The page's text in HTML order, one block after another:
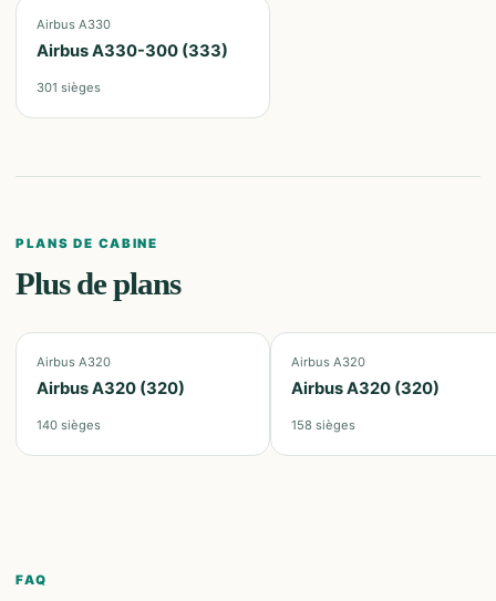
Airbus A330
Airbus A330-300 (333)
301 sièges
PLANS DE CABINE
Plus de plans
Airbus A320
Airbus A320 (320)
140 sièges
Airbus A320
Airbus A320 (320)
158 sièges
FAQ